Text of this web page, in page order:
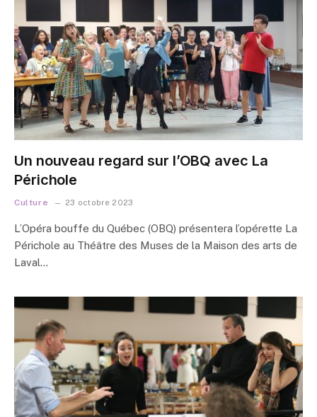
Un nouveau regard sur l’OBQ avec La
Périchole
Culture 23 octobre 2023
L’Opéra bouffe du Québec (OBQ) présentera l’opérette La
Périchole au Théâtre des Muses de la Maison des arts de
Laval…